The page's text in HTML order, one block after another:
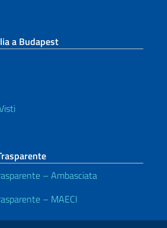
a Budapest
– Ambasciata
– MAECI